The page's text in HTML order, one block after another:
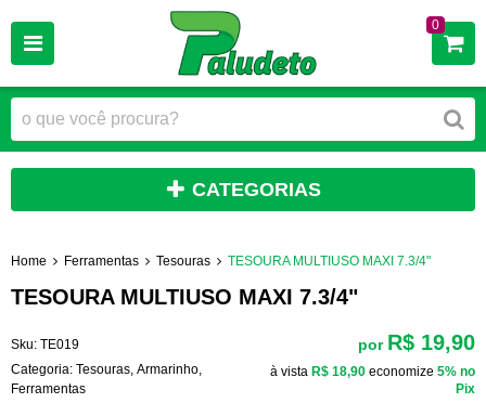
0
CATEGORIAS
Home Ferramentas Tesouras TESOURA MULTIUSO MAXI 7.3/4"
TESOURA MULTIUSO MAXI 7.3/4"
Sku: TE019
Categoria: Tesouras Armarinho
Ferramentas
por R$ 19,90
à vista R$ 18,90 economize 5% no
Pix